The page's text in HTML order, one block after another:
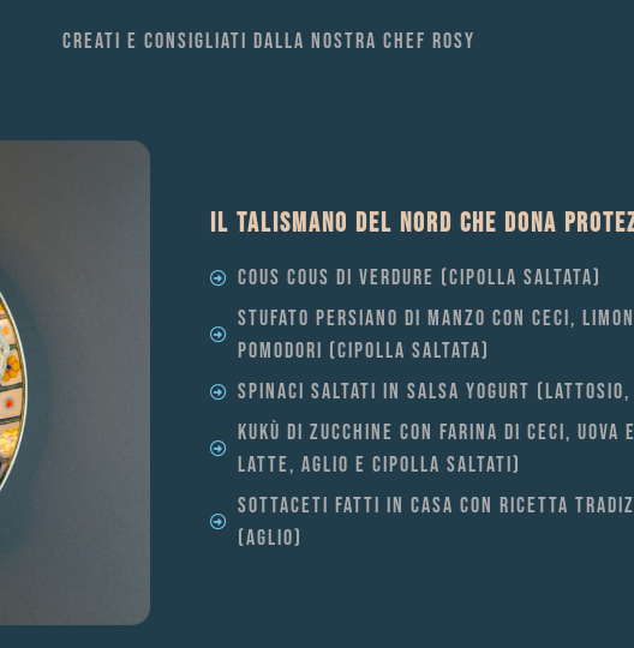
Creati e consigliati dalla nostra chef rosy
IL TALISMANO DEL NORD CHE DONA
COUS COUS DI VERDURE (CIPOLLA SALTATA)
STUFATO PERSIANO DI MANZO CON CECI,
POMODORI (CIPOLLA SALTATA)
SPINACI SALTATI IN SALSA YOGURT (LATTOSIO,
KUKÙ DI ZUCCHINE CON FARINA DI CECI, UOVA
LATTE, AGLIO E CIPOLLA SALTATI)
SOTTACETI FATTI IN CASA CON RICETTA
(AGLIO)